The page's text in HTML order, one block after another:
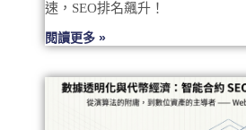
速，SEO排名飆升！
閱讀更多 »